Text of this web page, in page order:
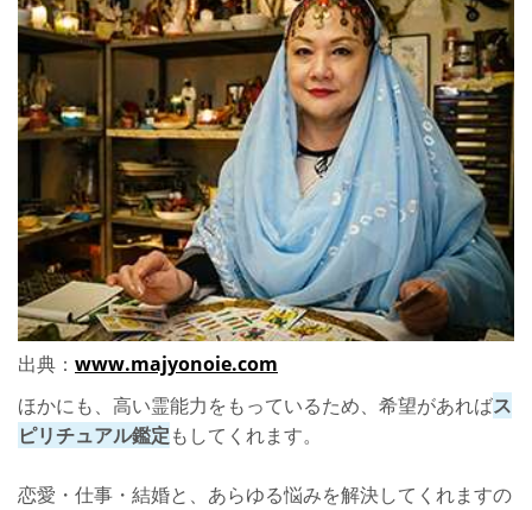
出典： www.majyonoie.com
ほかにも、高い霊能力をもっているため、希望があればス
ピリチュアル鑑定もしてくれます。
恋愛・仕事・結婚と、あらゆる悩みを解決してくれますの